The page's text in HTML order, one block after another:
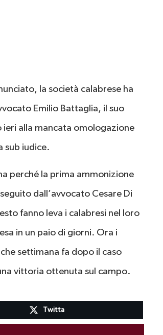
la società calabrese ha
Emilio Battaglia, il suo
alla mancata omologazione
sub iudice.
perché la prima ammonizione
dall’avvocato Cesare Di
fanno leva i calabresi nel loro
in un paio di giorni. Ora i
settimana fa dopo il caso
vittoria ottenuta sul campo.
Twitta